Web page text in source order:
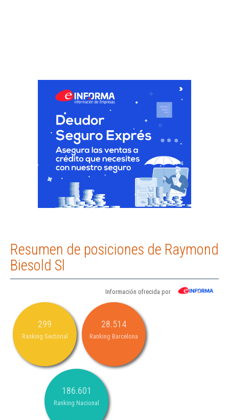
Resumen de posiciones de Raymond
Biesold Sl
Información ofrecida por
299
Ranking Sectorial
28.514
Ranking Barcelona
186.601
Ranking Nacional